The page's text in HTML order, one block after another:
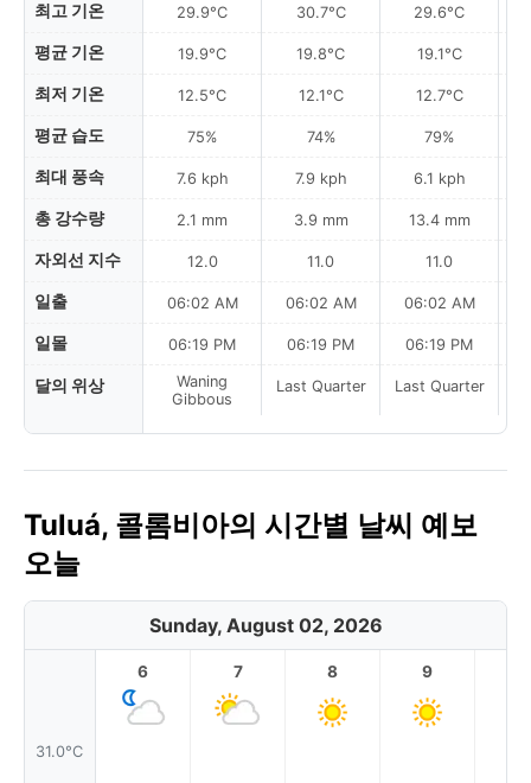
최고 기온
평균 기온
최저 기온
평균 습도
최대 풍속
총 강수량
자외선 지수
일출
일몰
달의 위상
29.9°C
19.9°C
12.5°C
75%
7.6 kph
2.1 mm
12.0
06:02 AM
06:19 PM
Waning
Gibbous
30.7°C
19.8°C
12.1°C
74%
7.9 kph
3.9 mm
11.0
06:02 AM
06:19 PM
Last Quarter
29.6°C
19.1°C
12.7°C
79%
6.1 kph
13.4 mm
11.0
06:02 AM
06:19 PM
Last Quarter
Tuluá, 콜롬비아의 시간별 날씨 예보
오늘
Sunday, August 02, 2026
31.0°C
6 7 8 9